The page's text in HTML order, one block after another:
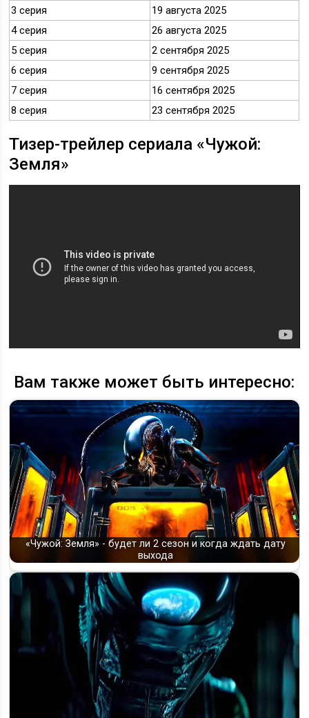
3 серия
19 августа 2025
4 серия
26 августа 2025
5 серия
2 сентября 2025
6 серия
9 сентября 2025
7 серия
16 сентября 2025
8 серия
23 сентября 2025
Тизер-трейлер сериала «Чужой:
Земля»
Вам также может быть интересно:
«Чужой: Земля» - будет ли 2 сезон и когда ждать дату
выхода